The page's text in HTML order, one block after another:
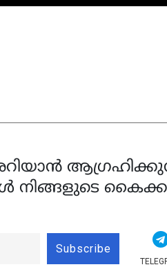
നിങ്ങളുടെ
Subscribe